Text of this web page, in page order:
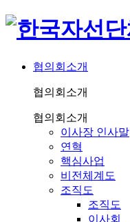
협의회소개
협의회소개
협의회소개
이사장 인사말
연혁
핵심사업
비전체계도
조직도
조직도
이사회